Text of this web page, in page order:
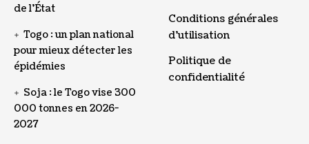
de l’État
Togo : un plan national
pour mieux détecter les
épidémies
Soja : le Togo vise 300
000 tonnes en 2026-
2027
Conditions générales
d’utilisation
Politique de
confidentialité